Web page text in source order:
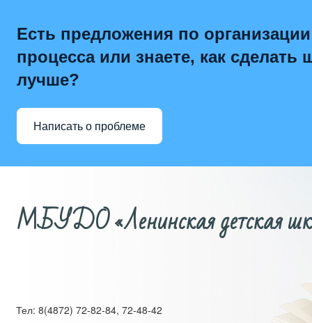
Есть предложения по
процесса или знаете, как сделать
лучше?
Написать о проблеме
МБУДО «Ленинская детская
Тел: 8(4872) 72-82-84, 72-48-42